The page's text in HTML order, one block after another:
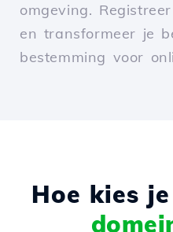
omgeving.
en transformeer je
bestemming voor
Hoe kies